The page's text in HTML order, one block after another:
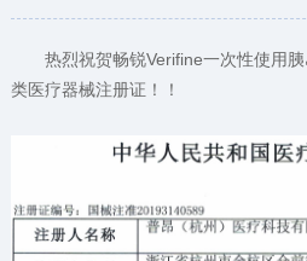
热烈祝贺畅锐Verifine一次性使用
类医疗器械注册证！！